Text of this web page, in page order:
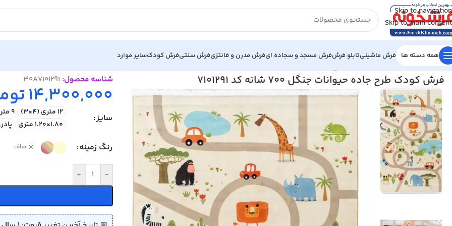
Skip to navigation
Skip to main content
همه دسته ها فرش ماشینیتابلو فرشفرش مسجد و سجاده ایفرش مدرن و فانتزیفرش سنتیفرش کودکسایر موارد
خانه/فرش کودک
فرش کودک طرح جاده حیوانات جنگل 700 شانه کد 7101291 شناسه محصول: 30A7101291
14,300,000
سایز 12 متری (4×3) 9 متری (3.5×2.5)
1.80×1.20 متری
پادری
رنگ زمینه صاف
-
+